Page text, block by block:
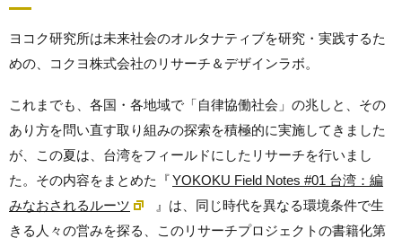
ヨコク研究所は未来社会のオルタナティブを研究・実践するた
めの、コクヨ株式会社のリサーチ＆デザインラボ。
これまでも、各国・各地域で「自律協働社会」の兆しと、その
あり方を問い直す取り組みの探索を積極的に実施してきました
が、この夏は、台湾をフィールドにしたリサーチを行いまし
た。その内容をまとめた『YOKOKU Field Notes #01 台湾：編
みなおされるルーツ
』は、同じ時代を異なる環境条件で生
きる人々の営みを探る、このリサーチプロジェクトの書籍化第